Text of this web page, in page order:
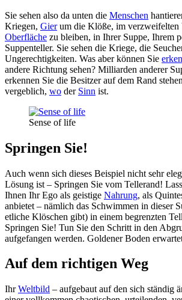
Sie sehen also da unten die Menschen
Kriegen, Gierum die Klöße, im verzweifelten
Oberfläche zu bleiben, in Ihrer Suppe, Ihrem
Suppenteller. Sie sehen die Kriege, die
Ungerechtigkeiten. Was aber können Sie
andere Richtung sehen? Milliarden anderer
erkennen Sie die Besitzer auf dem Rand
vergeblich, wo der Sinn ist.
Sense of life
Springen Sie!
Auch wenn sich dieses Beispiel nicht sehr
Lösung ist – Springen Sie vom Tellerand!
Ihnen Ihr Ego als geistige Nahrung, als
anbietet – nämlich das Schwimmen in dieser
etliche Klöschen gibt) in einem begrenzten
Springen Sie! Tun Sie den Schritt in den
aufgefangen werden. Goldener Boden
Auf dem richtigen Weg
IhrWeltbild – aufgebaut auf den sich ständig